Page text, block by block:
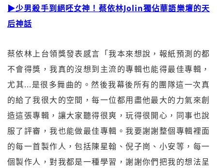
▶少男殺手到絕呸女神！蔡依林Jolin獨佔華語樂壇的天
后神話
蔡依林上台領獎發表感言「我本來想說，報紙預測的都
不會得獎，我真的沒想到主流的專輯也能得最佳專輯，
尤其...是很多舞曲的。然後我幕後所有的團隊這一次真
的給了我很大的空間，每一位都用盡他最大的力氣來創
造這張專輯，讓大家聽得很爽，玩得很開心，同事也說
服了評審，我也能做最佳專輯。我要謝謝整個專輯裡面
的每一首製作人，包括陳星翰、倪子崗、小安等，每一
個製作人，對我都是一種學習，謝謝你們把我的想法呈